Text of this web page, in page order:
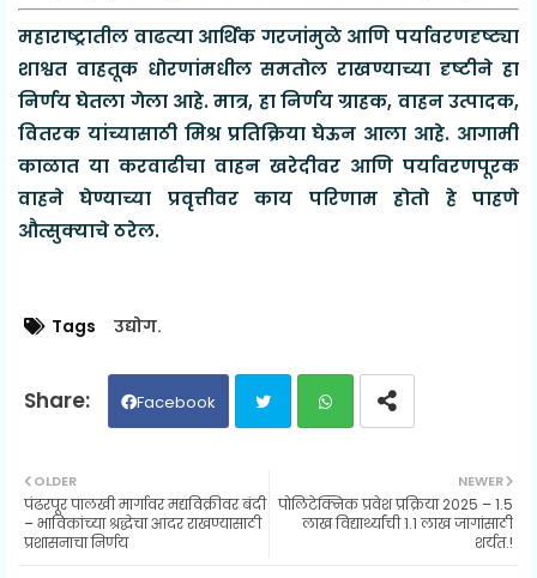
महाराष्ट्रातील वाढत्या आर्थिक गरजांमुळे आणि पर्यावरणदृष्ट्या
शाश्वत वाहतूक धोरणांमधील समतोल राखण्याच्या दृष्टीने हा
निर्णय घेतला गेला आहे. मात्र, हा निर्णय ग्राहक, वाहन उत्पादक,
वितरक यांच्यासाठी मिश्र प्रतिक्रिया घेऊन आला आहे. आगामी
काळात या करवाढीचा वाहन खरेदीवर आणि पर्यावरणपूरक
वाहने घेण्याच्या प्रवृत्तीवर काय परिणाम होतो हे पाहणे
औत्सुक्याचे ठरेल.
Tags उद्योग.
Facebook
ter ats
NEWER
पोलिटेक्निक प्रवेश प्रक्रिया 2025 – 1.5
लाख विद्यार्थ्यांची 1.1 लाख जागांसाठी
शर्यत.!
OLDER
पंढरपूर पालखी मार्गावर मद्यविक्रीवर बंदी
– भाविकांच्या श्रद्धेचा आदर राखण्यासाठी
प्रशासनाचा निर्णय